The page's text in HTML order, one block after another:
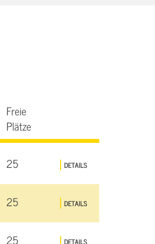
Freie
Plätze
25 DETAILS
25 DETAILS
25 DETAILS